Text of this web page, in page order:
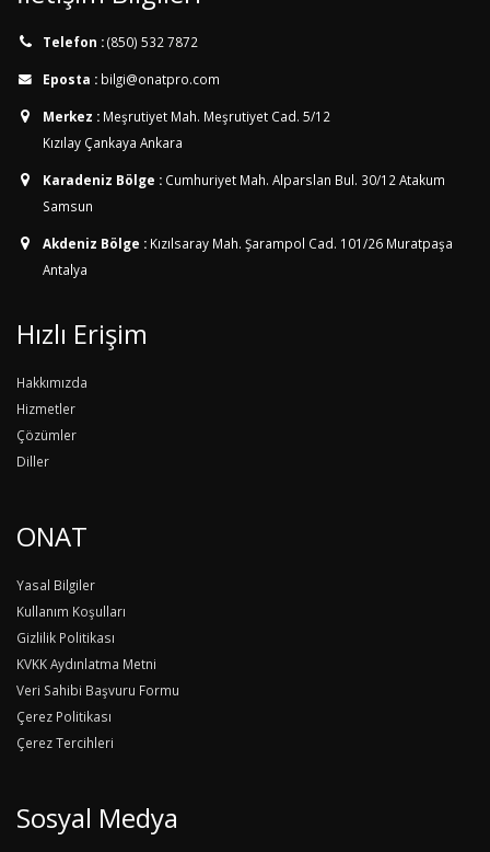
Telefon :(850) 532 7872
Eposta : bilgi@onatpro.com
Merkez : Meşrutiyet Mah. Meşrutiyet Cad. 5/12
Kızılay Çankaya Ankara
Karadeniz Bölge : Cumhuriyet Mah. Alparslan Bul. 30/12 Atakum
Samsun
Akdeniz Bölge : Kızılsaray Mah. Şarampol Cad. 101/26 Muratpaşa
Antalya
Hızlı Erişim
Hakkımızda
Hizmetler
Çözümler
Diller
ONAT
Yasal Bilgiler
Kullanım Koşulları
Gizlilik Politikası
KVKK Aydınlatma Metni
Veri Sahibi Başvuru Formu
Çerez Politikası
Çerez Tercihleri
Sosyal Medya